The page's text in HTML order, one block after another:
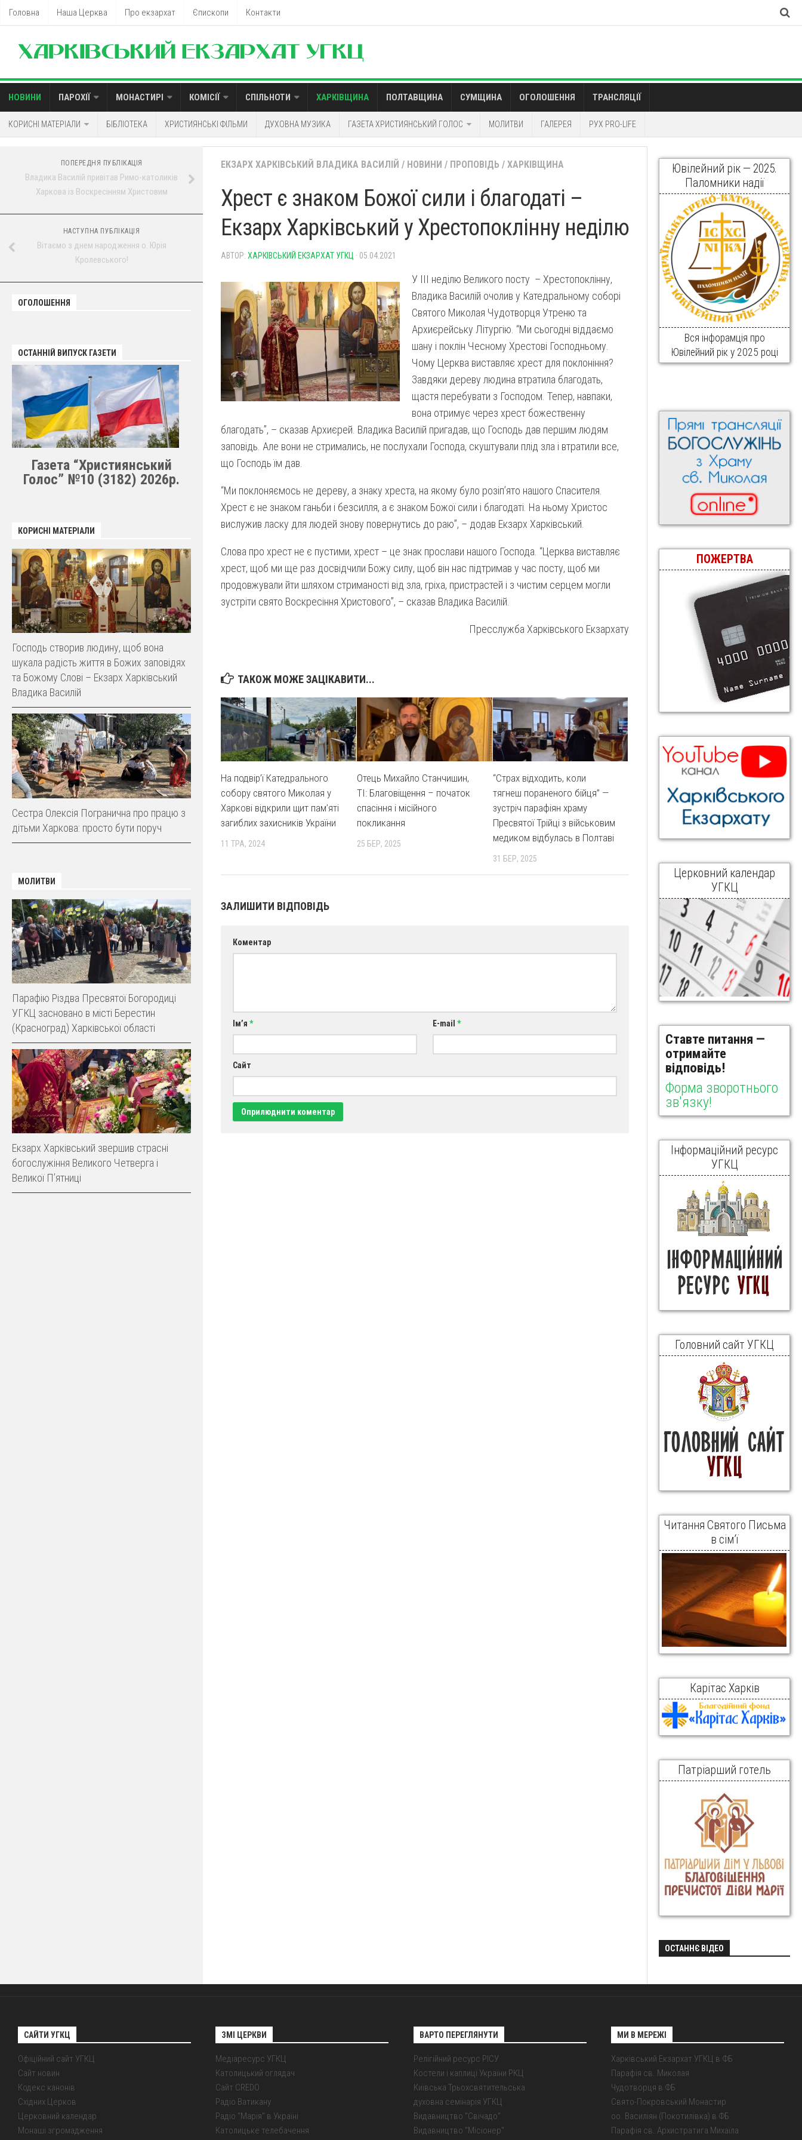
Головна Наша Церква Про екзархат Єпископи Контакти
НОВИНИ ПАРОХІЇ МОНАСТИРІ КОМІСІЇ СПІЛЬНОТИ ХАРКІВЩИНА ПОЛТАВЩИНА СУМЩИНА ОГОЛОШЕННЯ ТРАНСЛЯЦІЇ
КОРИСНІ МАТЕРІАЛИ БІБЛІОТЕКА ХРИСТИЯНСЬКІ ФІЛЬМИ ДУХОВНА МУЗИКА ГАЗЕТА ХРИСТИЯНСЬКИЙ ГОЛОС МОЛИТВИ ГАЛЕРЕЯ РУХ PRO-LIFE
ЕКЗАРХ ХАРКІВСЬКИЙ ВЛАДИКА ВАСИЛІЙ / НОВИНИ / ПРОПОВІДЬ / ХАРКІВЩИНА
Хрест є знаком Божої сили і благодаті –
Екзарх Харківський у Хрестопоклінну неділю
АВТОР: ХАРКІВСЬКИЙ ЕКЗАРХАТ УГКЦ · 05.04.2021
У ІІІ неділю Великого посту – Хрестопоклінну,
Владика Василій очолив у Катедральному соборі
Святого Миколая Чудотворця Утреню та
Архиєрейську Літургію. “Ми сьогодні віддаємо
шану і поклін Чесному Хрестові Господньому.
Чому Церква виставляє хрест для поклоніння?
Завдяки дереву людина втратила благодать,
щастя перебувати з Господом. Тепер, навпаки,
вона отримує через хрест божественну
благодать”, – сказав Архиєрей. Владика Василій пригадав, що Господь дав першим людям
заповідь. Але вони не стримались, не послухали Господа, скуштували плід зла і втратили все,
що Господь їм дав.
“Ми поклоняємось не дереву, а знаку хреста, на якому було розіп’ято нашого Спасителя.
Хрест є не знаком ганьби і безсилля, а є знаком Божої сили і благодаті. На ньому Христос
вислужив ласку для людей знову повернутись до раю”, – додав Екзарх Харківський.
Слова про хрест не є пустими, хрест – це знак прослави нашого Господа. “Церква виставляє
хрест, щоб ми ще раз досвідчили Божу силу, щоб він нас підтримав у час посту, щоб ми
продовжували йти шляхом стриманості від зла, гріха, пристрастей і з чистим серцем могли
зустріти свято Воскресіння Христового”, – сказав Владика Василій.
Пресслужба Харківського Екзархату
ТАКОЖ МОЖЕ ЗАЦІКАВИТИ...
На подвір’ї Катедрального
собору святого Миколая у
Харкові відкрили щит пам’яті
загиблих захисників України
11 ТРА, 2024
Отець Михайло Станчишин,
ТІ: Благовіщення – початок
спасіння і місійного
покликання
25 БЕР, 2025
“Страх відходить, коли
тягнеш пораненого бійця” —
зустріч парафіян храму
Пресвятої Трійці з військовим
медиком відбулась в Полтаві
31 БЕР, 2025
ЗАЛИШИТИ ВІДПОВІДЬ
Коментар
Ім’я * E-mail *
Сайт
ПОПЕРЕДНЯ ПУБЛІКАЦІЯ
Владика Василій привітав Римо-католиків
Харкова із Воскресінням Христовим
НАСТУПНА ПУБЛІКАЦІЯ
Вітаємо з днем народження о. Юрія
Кролевського!
ОГОЛОШЕННЯ
ОСТАННІЙ ВИПУСК ГАЗЕТИ
Газета “Християнський
Голос” №10 (3182) 2026р.
КОРИСНІ МАТЕРІАЛИ
Господь створив людину, щоб вона
шукала радість життя в Божих заповідях
та Божому Слові – Екзарх Харківський
Владика Василій
Сестра Олексія Погранична про працю з
дітьми Харкова: просто бути поруч
МОЛИТВИ
Парафію Різдва Пресвятої Богородиці
УГКЦ засновано в місті Берестин
(Красноград) Харківської області
Екзарх Харківський звершив страсні
богослужіння Великого Четверга і
Великої Пʼятниці
Ювілейний рік — 2025.
Паломники надії
Вся інфорамція про
Ювілейний рік у 2025 році
ПОЖЕРТВА
Церковний календар
УГКЦ
Ставте питання —
отримайте
відповідь!
Форма зворотнього
зв'язку!
Інформаційний ресурс
УГКЦ
Головний сайт УГКЦ
Читання Святого Письма
в сім’ї
Карітас Харків
Патріарший готель
ОСТАННЄ ВІДЕО
САЙТИ УГКЦ
Офіційний сайт УГКЦ
Сайт новин
Кодекс канонів
Східних Церков
Церковний календар
Монаші згромадження
ЗМІ ЦЕРКВИ
Медіаресурс УГКЦ
Католицький оглядач
Сайт CREDO
Радіо Ватикану
Радіо "Марія" в Україні
Католицьке телебачення
ВАРТО ПЕРЕГЛЯНУТИ
Релігійний ресурс РІСУ
Костели і каплиці України РКЦ
Київська Трьохсвятительська
духовна семінарія УГКЦ
Видавництво "Свічадо"
Видавництво "Місіонер"
МИ В МЕРЕЖІ
Харківський Екзархат УГКЦ в ФБ
Парафія св. Миколая
Чудотворця в ФБ
Свято-Покровський Монастир
оо. Василіян (Покотилівка) в ФБ
Парафія св. Архистратига Михаїла